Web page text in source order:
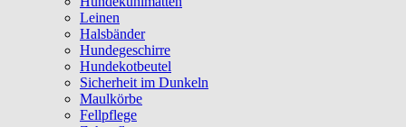
Leinen
Halsbänder
Hundegeschirre
Hundekotbeutel
Sicherheit im Dunkeln
Maulkörbe
Fellpflege